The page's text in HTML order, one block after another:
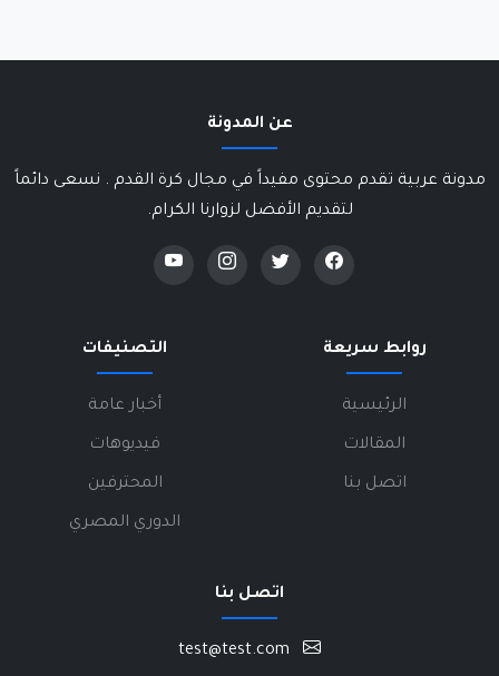
عن المدونة
مدونة عربية تقدم محتوى مفيداً في مجال كرة القدم . نسعى دائماً
لتقديم الأفضل لزوارنا الكرام.
روابط سريعة
الرئيسية
المقالات
اتصل بنا
التصنيفات
أخبار عامة
فيديوهات
المحترفين
الدوري المصري
اتصل بنا